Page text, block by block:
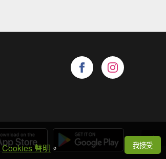
Cookies 聲明 。 我接受